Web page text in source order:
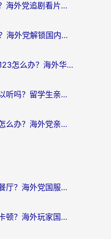
西瓜视频海外能看吗？海外党追剧看片的终极解决方案来了
在香港用什么看NBA？海外党解锁国内体育直播的终极攻略
在国外打不开交管12123怎么办？海外华人必看的回国加速全攻略
网易云音乐在海外可以听吗？留学生亲测有效的回国加速方案
优酷在香港版权限制怎么办？海外党亲测有效的追剧加速方案
丹麦怎么玩奇妙咖啡餐厅？海外党国服游戏加速全攻略（附灌篮高手元气骑士实测）
巴西怎么玩枫叶岛不卡顿？海外玩家国服游戏加速器终极指南（含战双野兽领主提速秘籍）